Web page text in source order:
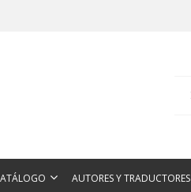
AUTORES Y TRADUCTORES